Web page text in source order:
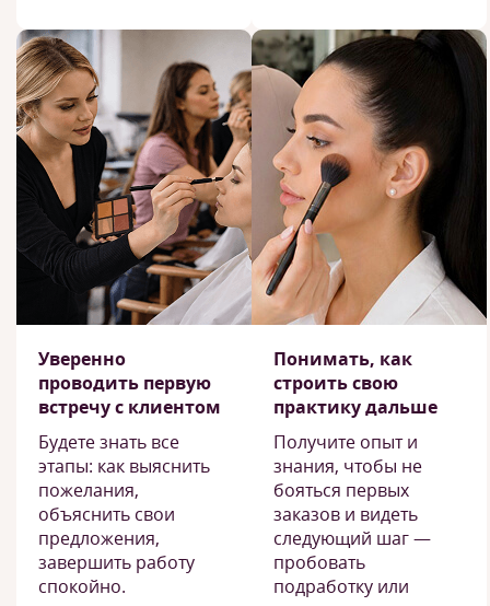
Уверенно
проводить первую
встречу с клиентом
Будете знать все
этапы: как выяснить
пожелания,
объяснить свои
предложения,
завершить работу
спокойно.
Понимать, как
строить свою
практику дальше
Получите опыт и
знания, чтобы не
бояться первых
заказов и видеть
следующий шаг —
пробовать
подработку или